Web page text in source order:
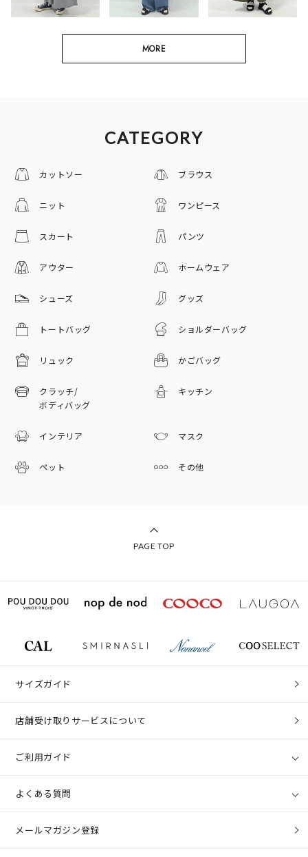
MORE
CATEGORY
カットソー ブラウス
ニット ワンピース
スカート パンツ
アウター ホームウェア
シューズ グッズ
トートバッグ ショルダーバッグ
リュック かごバッグ
クラッチ/
ボディバッグ
キッチン
インテリア マスク
ペット その他
PAGE TOP
サイズガイド
店舗受け取りサービスについて
ご利用ガイド
よくある質問
メールマガジン登録